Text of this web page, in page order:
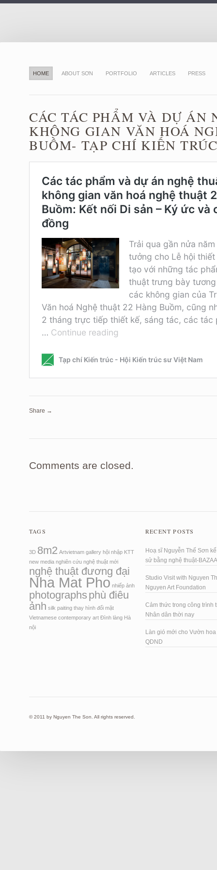
HOME ABOUT SƠN PORTFOLIO ARTICLES PRESS
CÁC TÁC PHẨM VÀ DỰ ÁN
KHÔNG GIAN VĂN HOÁ
BUỒM- TẠP CHÍ KIẾN
Share →
Comments are closed.
TAGS
3D 8m2 Artvietnam gallery hội nhập KTT
new media nghiên cứu nghệ thuật mới
nghệ thuật đương đại
Nha Mat Pho nhiếp ảnh
photographs phù điêu
ảnh silk paiting thay hình đổi mặt
Vietnamese contemporary art Đình làng Hà
nội
RECENT POSTS
Hoạ sĩ Nguyễn Thế Sơn
sử bằng nghệ thuật-
Studio Visit with Nguyen
Nguyen Art Foundation
Cảm thức trong công trình
Nhân dân thời nay
Làn gió mới cho Vườn
QDND
© 2011 by Nguyen The Son. All rights reserved.